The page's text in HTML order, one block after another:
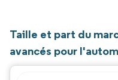
Taille et part du
avancés pour